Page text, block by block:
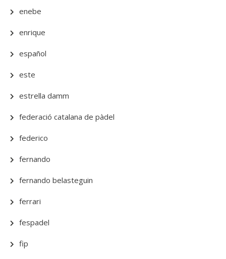
enebe
enrique
español
este
estrella damm
federació catalana de pàdel
federico
fernando
fernando belasteguin
ferrari
fespadel
fip